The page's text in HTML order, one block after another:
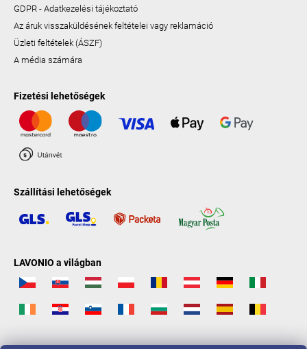
GDPR - Adatkezelési tájékoztató
Az áruk visszaküldésének feltételei vagy reklamáció
Üzleti feltételek (ÁSZF)
A média számára
Fizetési lehetőségek
Szállítási lehetőségek
LAVONIO a világban